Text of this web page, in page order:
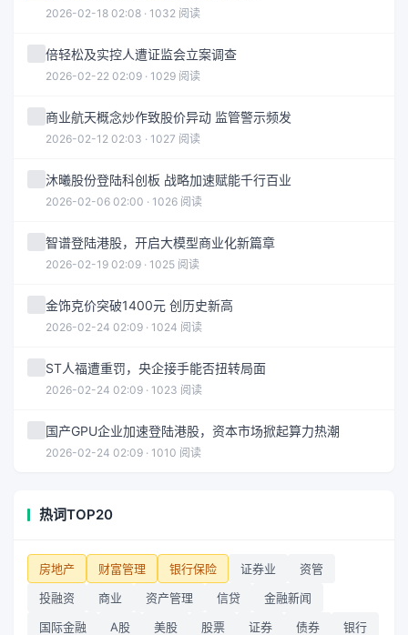
2026-02-18 02:08 · 1032 阅读
倍轻松及实控人遭证监会立案调查
2026-02-22 02:09 · 1029 阅读
商业航天概念炒作致股价异动 监管警示频发
2026-02-12 02:03 · 1027 阅读
沐曦股份登陆科创板 战略加速赋能千行百业
2026-02-06 02:00 · 1026 阅读
智谱登陆港股，开启大模型商业化新篇章
2026-02-19 02:09 · 1025 阅读
金饰克价突破1400元 创历史新高
2026-02-24 02:09 · 1024 阅读
ST人福遭重罚，央企接手能否扭转局面
2026-02-24 02:09 · 1023 阅读
国产GPU企业加速登陆港股，资本市场掀起算力热潮
2026-02-24 02:09 · 1010 阅读
热词TOP20
房地产 财富管理 银行保险 证券业
资管
投融资
商业 资产管理 信贷
金融新闻
国际金融
A股 美股 股票 证券 债券
银行